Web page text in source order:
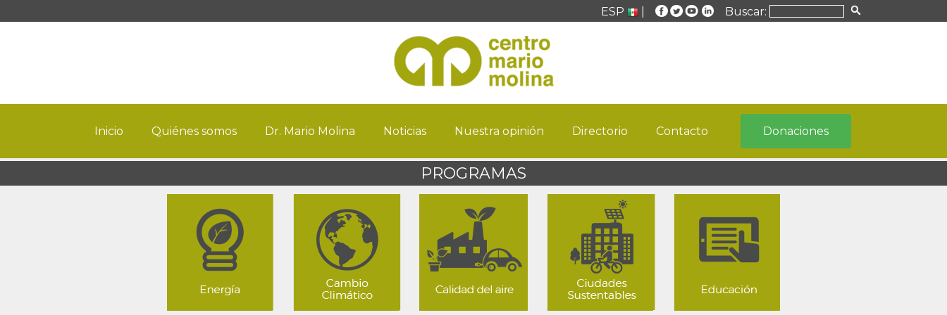
ESP Buscar:
Inicio Quiénes somos Dr. Mario Molina Noticias Nuestra opinión Directorio Contacto Donaciones
PROGRAMAS